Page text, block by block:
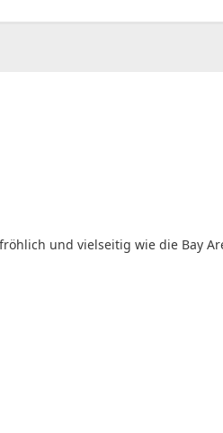
und vielseitig wie die Bay